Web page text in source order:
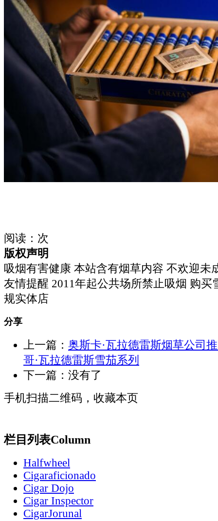
阅读： 次
版权声明
吸烟有害健康 本站含有烟草内容 不欢迎未
友情提醒 2011年起公共场所禁止吸烟 购买
规实体店
分享
上一篇： 奥斯卡·瓦拉德雷斯烟草公司
哥·瓦拉德雷斯雪茄系列
下一篇：没有了
手机扫描二维码，收藏本页
栏目列表Column
Halfwheel
Cigaraficionado
Cigar Dojo
Cigar Inspector
CigarJorunal